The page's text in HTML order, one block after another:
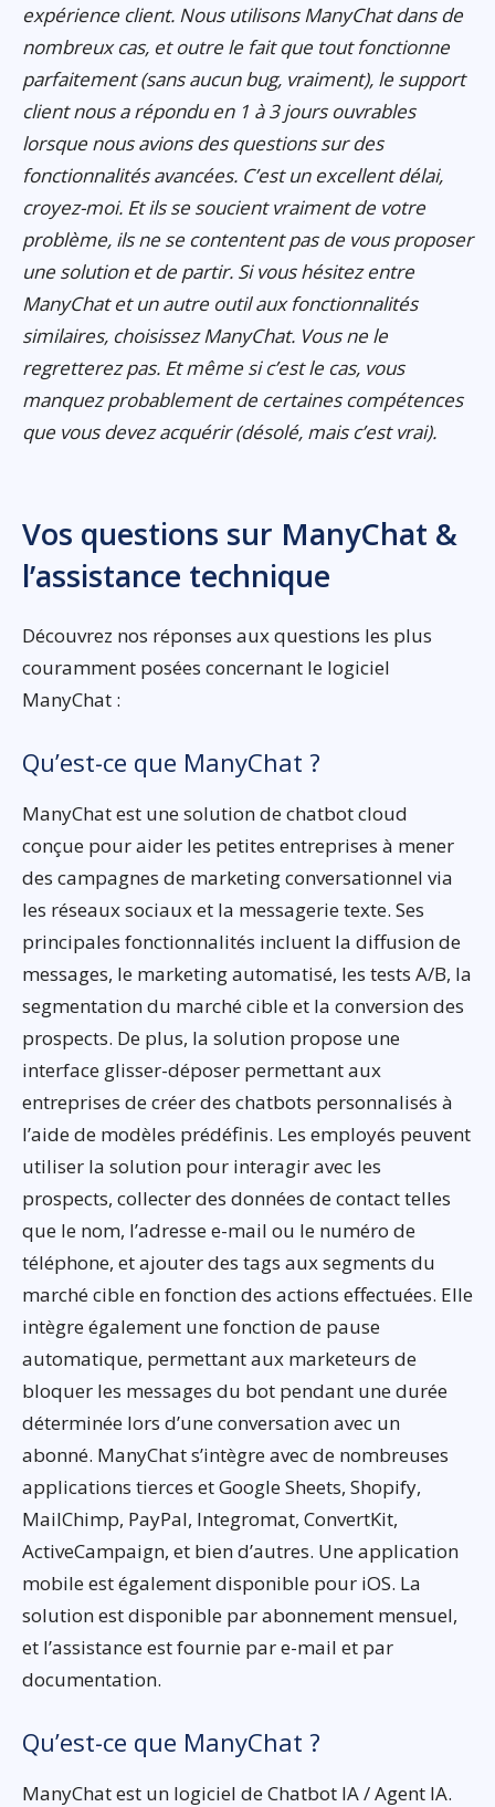
expérience client. Nous utilisons ManyChat dans de
nombreux cas, et outre le fait que tout fonctionne
parfaitement (sans aucun bug, vraiment), le support
client nous a répondu en 1 à 3 jours ouvrables
lorsque nous avions des questions sur des
fonctionnalités avancées. C’est un excellent délai,
croyez-moi. Et ils se soucient vraiment de votre
problème, ils ne se contentent pas de vous proposer
une solution et de partir. Si vous hésitez entre
ManyChat et un autre outil aux fonctionnalités
similaires, choisissez ManyChat. Vous ne le
regretterez pas. Et même si c’est le cas, vous
manquez probablement de certaines compétences
que vous devez acquérir (désolé, mais c’est vrai).
Vos questions sur ManyChat &
l’assistance technique
Découvrez nos réponses aux questions les plus
couramment posées concernant le logiciel
ManyChat :
Qu’est-ce que ManyChat ?
ManyChat est une solution de chatbot cloud
conçue pour aider les petites entreprises à mener
des campagnes de marketing conversationnel via
les réseaux sociaux et la messagerie texte. Ses
principales fonctionnalités incluent la diffusion de
messages, le marketing automatisé, les tests A/B, la
segmentation du marché cible et la conversion des
prospects. De plus, la solution propose une
interface glisser-déposer permettant aux
entreprises de créer des chatbots personnalisés à
l’aide de modèles prédéfinis. Les employés peuvent
utiliser la solution pour interagir avec les
prospects, collecter des données de contact telles
que le nom, l’adresse e-mail ou le numéro de
téléphone, et ajouter des tags aux segments du
marché cible en fonction des actions effectuées. Elle
intègre également une fonction de pause
automatique, permettant aux marketeurs de
bloquer les messages du bot pendant une durée
déterminée lors d’une conversation avec un
abonné. ManyChat s’intègre avec de nombreuses
applications tierces et Google Sheets, Shopify,
MailChimp, PayPal, Integromat, ConvertKit,
ActiveCampaign, et bien d’autres. Une application
mobile est également disponible pour iOS. La
solution est disponible par abonnement mensuel,
et l’assistance est fournie par e-mail et par
documentation.
Qu’est-ce que ManyChat ?
ManyChat est un logiciel de Chatbot IA / Agent IA.